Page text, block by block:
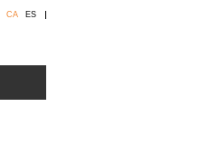
CA ES